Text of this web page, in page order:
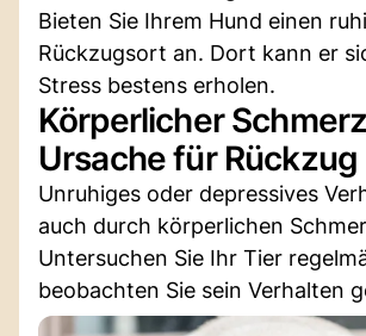
Bieten Sie Ihrem Hund einen
Rückzugsort an. Dort kann er
Stress bestens erholen.
Körperlicher
Ursache für Rückzug
Unruhiges oder depressives
auch durch körperlichen
Untersuchen Sie Ihr Tier
beobachten Sie sein Verhalten